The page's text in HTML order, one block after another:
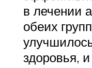
в лечении
обеих
здоровья,